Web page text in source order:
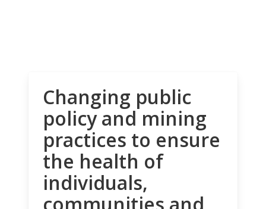
Changing public
policy and mining
practices to ensure
the health of
individuals,
communities and